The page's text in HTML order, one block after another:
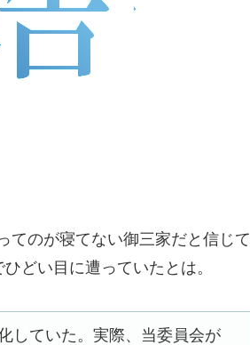
てのが寝てない御三家だと信じて
どい目に遭っていたとは。
していた。実際、当委員会が